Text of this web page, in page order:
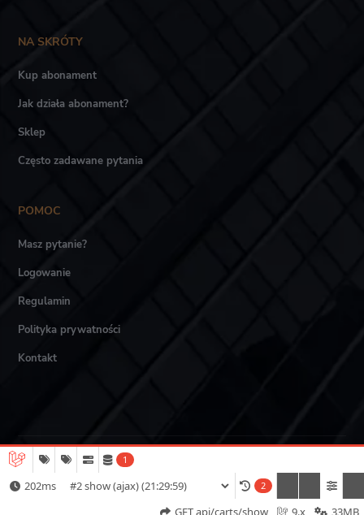
NA SKRÓTY
Kup abonament
Jak działa abonament?
Sklep
Często zadawane pytania
POMOC
Masz pytanie?
Logowanie
Regulamin
Polityka prywatności
Kontakt
Akademia LTCA © Wszystkie prawa zastrzeżone.
1
2
202ms
33MB
9.x
GET api/carts/show